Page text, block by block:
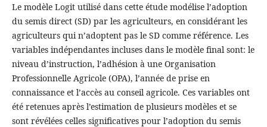
Le modèle Logit utilisé dans cette étude modélise l’adoption
du semis direct (SD) par les agriculteurs, en considérant les
agriculteurs qui n’adoptent pas le SD comme référence. Les
variables indépendantes incluses dans le modèle final sont: le
niveau d’instruction, l’adhésion à une Organisation
Professionnelle Agricole (OPA), l’année de prise en
connaissance et l’accès au conseil agricole. Ces variables ont
été retenues après l’estimation de plusieurs modèles et se
sont révélées celles significatives pour l’adoption du semis